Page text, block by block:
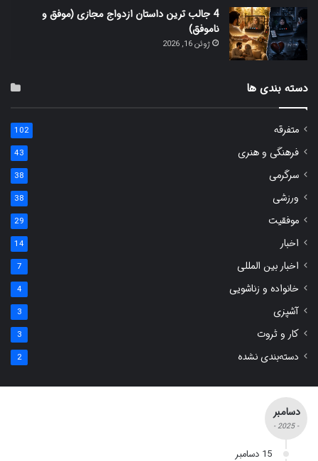
4 جالب ترین داستان ازدواج مجازی (موفق و
ناموفق)
ژوئن 16, 2026
دسته بندی ها
متفرقه 102
فرهنگی و هنری 43
سرگرمی 38
ورزشی 38
موفقیت 29
اخبار 14
اخبار بین المللی 7
خانواده و زناشویی 4
آشپزی 3
کار و ثروت 3
دسته‌بندی نشده 2
دسامبر
- 2025 -
15 دسامبر